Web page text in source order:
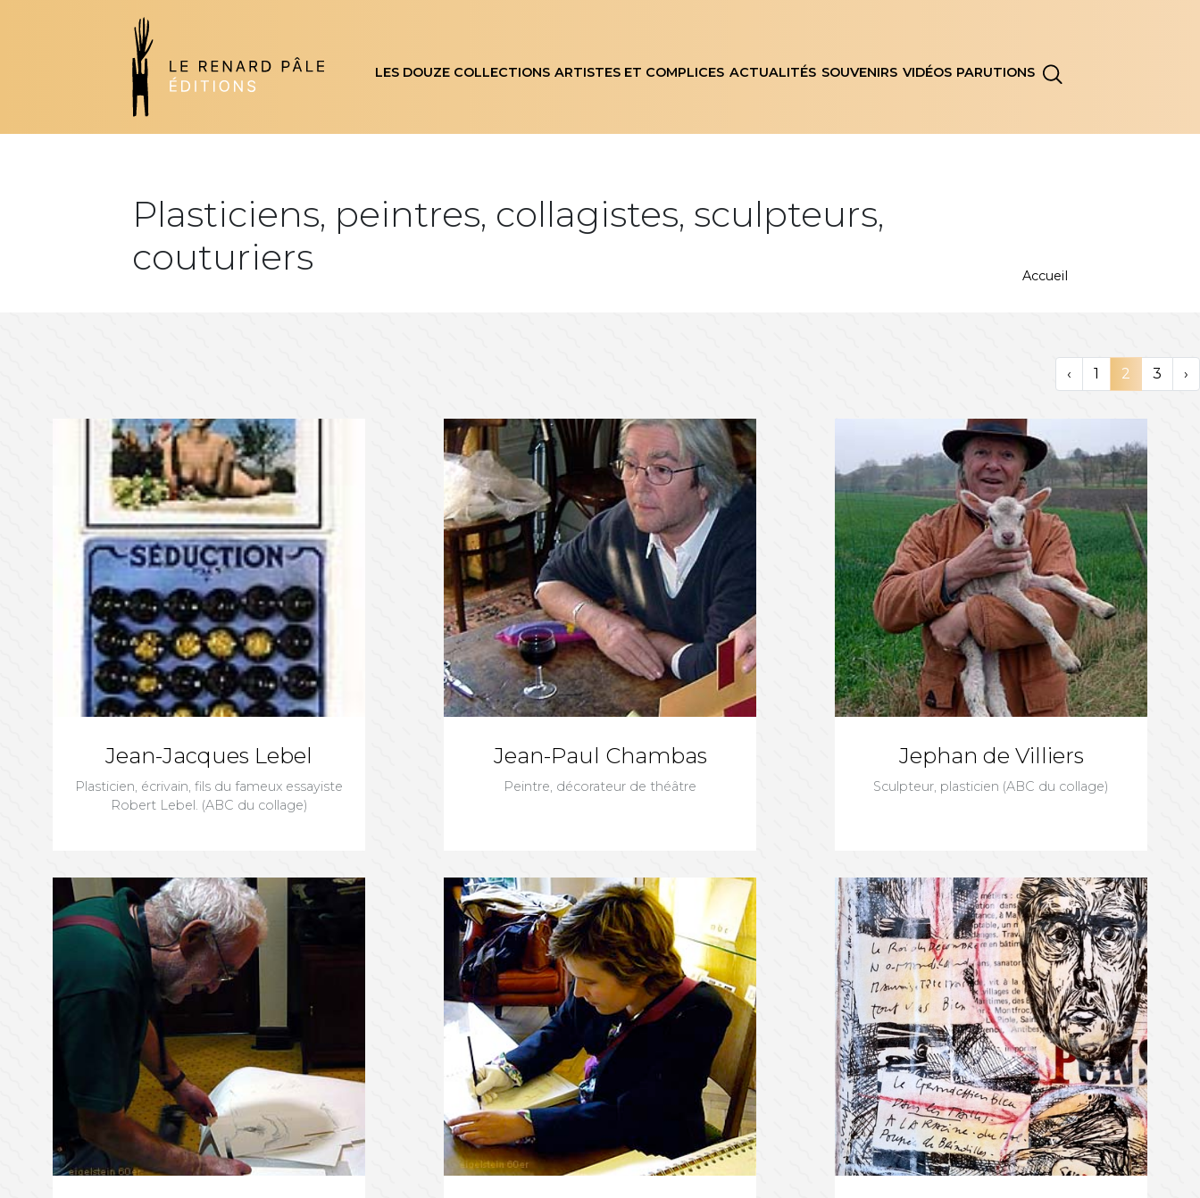
LES DOUZE COLLECTIONS ARTISTES ET COMPLICES ACTUALITÉS SOUVENIRS VIDÉOS PARUTIONS
Plasticiens, peintres, collagistes, sculpteurs,
couturiers
Accueil
‹ 1 2 3 ›
Jean-Jacques Lebel
Plasticien, écrivain, fils du fameux essayiste
Robert Lebel. (ABC du collage)
Jean-Paul Chambas
Peintre, décorateur de théâtre
Jephan de Villiers
Sculpteur, plasticien (ABC du collage)